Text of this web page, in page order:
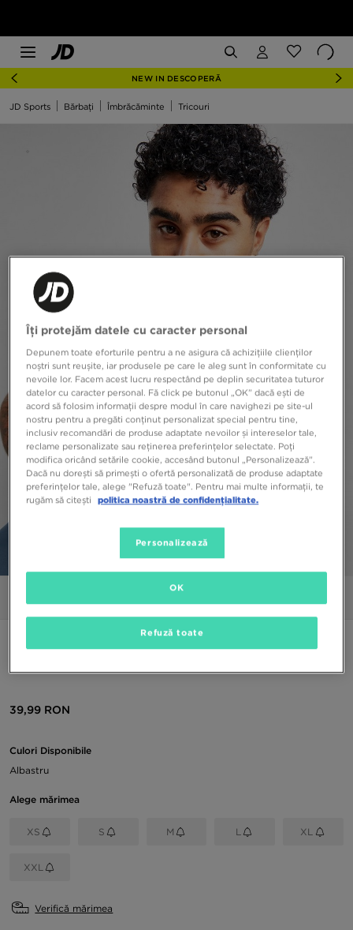
NEW IN DESCOPERĂ
JD Sports Bărbați Îmbrăcăminte Tricouri
39,99 RON
Culori Disponibile
Albastru
Alege mărimea
XS S M L XL
XXL
Verifică mărimea
Îți protejăm datele cu caracter personal
Depunem toate eforturile pentru a ne asigura că achizițiile clienților
noștri sunt reușite, iar produsele pe care le aleg sunt în conformitate cu
nevoile lor. Facem acest lucru respectând pe deplin securitatea tuturor
datelor cu caracter personal. Fă click pe butonul „OK” dacă ești de
acord să folosim informații despre modul în care navighezi pe site-ul
nostru pentru a pregăti conținut personalizat special pentru tine,
inclusiv recomandări de produse adaptate nevoilor și intereselor tale,
reclame personalizate sau reținerea preferințelor selectate. Poți
modifica oricând setările cookie, accesând butonul „Personalizează”.
Dacă nu dorești să primești o ofertă personalizată de produse adaptate
preferințelor tale, alege "Refuză toate". Pentru mai multe informații, te
rugăm să citești
politica noastră de confidențialitate.
Personalizează
Refuză toate
OK